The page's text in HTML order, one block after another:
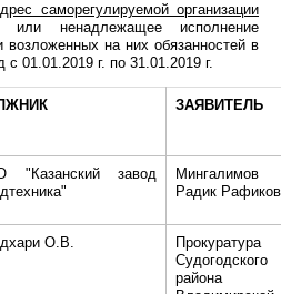
саморегулируемой организации
или ненадлежащее исполнение
на них обязанностей в
01.01.2019 г. по 31.01.2019 г.
ЗАЯВИТЕЛЬ
"Казанский завод
Мингалимов
Радик
О.В.
Прокуратура
Судогодского
района